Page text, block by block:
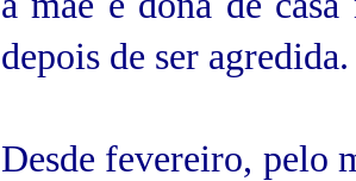
depois de ser agredida.
Desde fevereiro, pelo